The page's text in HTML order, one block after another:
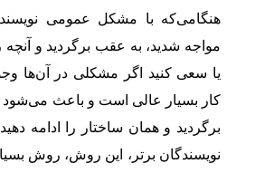
هنگامی‌که با مشکل عمومی
مواجه شدید، به عقب برگردید و آنچه
یا سعی کنید اگر مشکلی در آن‌ها
کار بسیار عالی است و باعث می‌شود
برگردید و همان ساختار را ادامه
نویسندگان برتر، این روش، روش